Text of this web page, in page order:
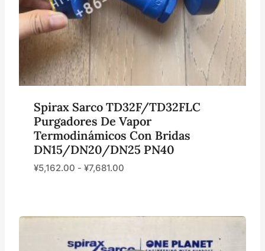
Spirax Sarco TD32F/TD32FLC
Purgadores De Vapor
Termodinámicos Con Bridas
DN15/DN20/DN25 PN40
¥5,162.00 - ¥7,681.00